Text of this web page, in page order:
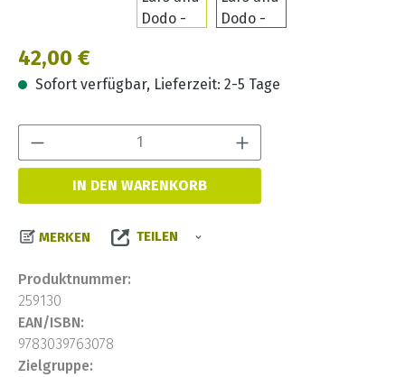
Regulärer Preis:
42,00 €
Sofort verfügbar, Lieferzeit: 2-5 Tage
IN DEN WARENKORB
MERKEN TEILEN
Produktnummer:
259130
EAN/ISBN:
9783039763078
Zielgruppe: